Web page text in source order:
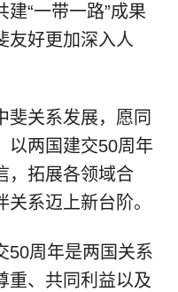
“一带一路”成果
友好更加深入人
斐关系发展，愿同
以两国建交50周年
，拓展各领域合
系迈上新台阶。
50周年是两国关系
重、共同利益以及